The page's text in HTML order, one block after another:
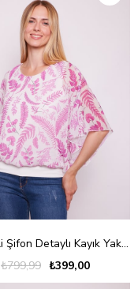
Desenli Şifon Detaylı Kayık Yaka Yarasa Kol Bluz -Fujya Çiçek
₺399,00
₺799,99